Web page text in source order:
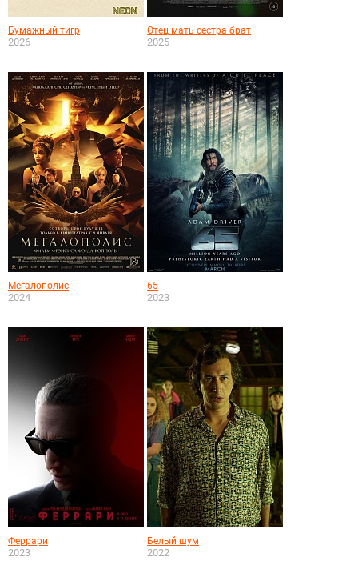
Бумажный тигр
2026
Отец мать сестра брат
2025
Мегалополис
2024
65
2023
Феррари
2023
Белый шум
2022